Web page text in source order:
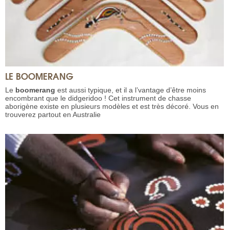
LE BOOMERANG
Le boomerang est aussi typique, et il a l’vantage d’être moins
encombrant que le didgeridoo ! Cet instrument de chasse
aborigène existe en plusieurs modèles et est très décoré. Vous en
trouverez partout en Australie